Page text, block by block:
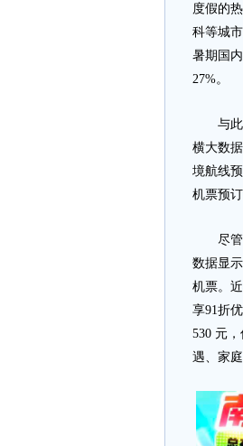
度假的
科等城
暑期国
27%。
与此同
横大数
境航线
机票预
尽管出
数据显
机票。
享91折
530 元
遇、家